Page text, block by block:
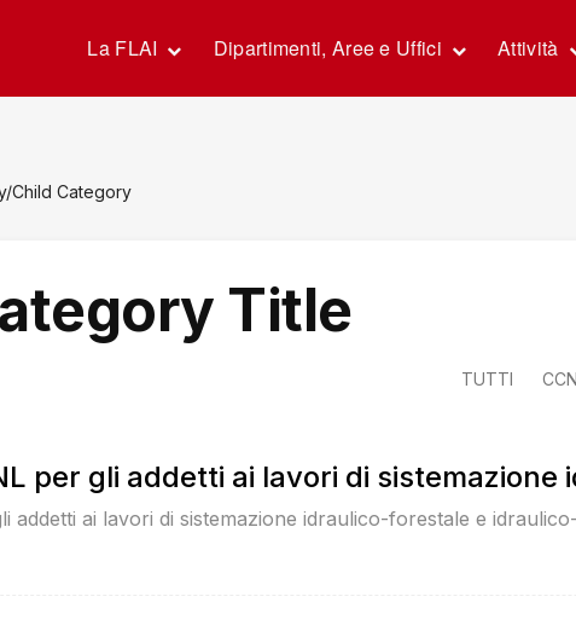
La FLAI Dipartimenti, Aree e Uffici Attività
Child Category
Title
TUTTI
per gli addetti ai lavori di
addetti ai lavori di sistemazione idraulico-forestale e